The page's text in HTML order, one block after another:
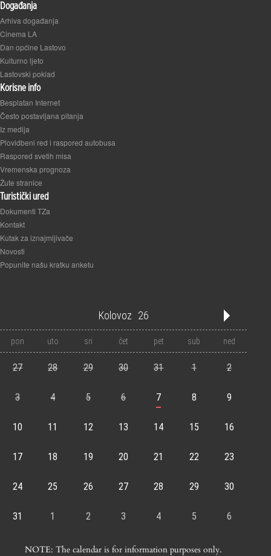
Događanja
Arhiva događanja
Cinema LA
Dan općine Lastovo
Kulturno ljeto
Lastovski poklad
Korisne info
Besplatan Internet
Često postavljana pitanja
Iz medija
Plovidbeni red i raspored autobusa
Raspored svetih misa
Vremenska prognoza
Žute stranice
Turistički ured
Dokumenti TZa
Kontakt
Kutak za iznajmljivače
Novosti
Popunite našu kratku anketu
Kolovoz 26
1 3 5 8 10 12
'21 '23 '24 '26 '28 '29 '31
pon uto sri čet pet sub ned
27 28 29 30 31 1 2
3 4 5 6 7 8 9
10 11 12 13 14 15 16
17 18 19 20 21 22 23
24 25 26 27 28 29 30
31 1 2 3 4 5 6
NOTE: The calendar is for information purposes only.